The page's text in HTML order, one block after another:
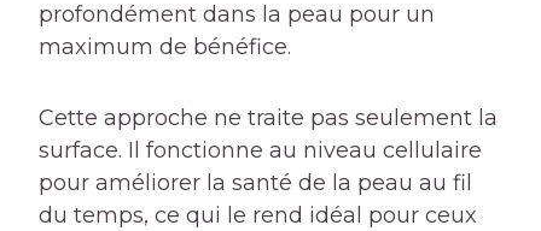
profondément dans la peau pour un
maximum de bénéfice.
Cette approche ne traite pas seulement la
surface. Il fonctionne au niveau cellulaire
pour améliorer la santé de la peau au fil
du temps, ce qui le rend idéal pour ceux